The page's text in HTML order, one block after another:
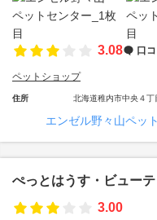
3.08 口コ
ペットショップ
住所 北海道稚内市中央４丁
エンゼル野々山ペッ
ぺっとはうす・ビュー
3.00